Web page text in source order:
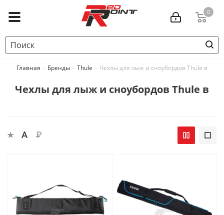
0
Главная - Бренды - Thule - Чехлы для лыж и сноубордов Thule в
Чехлы для лыж и сноубордов Thule в